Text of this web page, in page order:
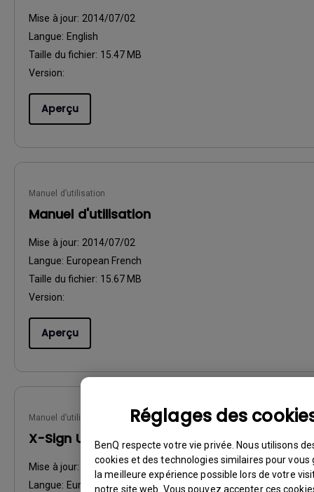
Réglages des
BenQ respecte votre vie privée. Nous utilisons
cookies et des technologies similaires pour vous
la meilleure expérience possible lors de votre
notre site web. Vous pouvez accepter ces
Mise à jour: 2014/07/02
Langue: English
Taille du fichier: 15.47 MB
Version:
Aperçu
Manuel d’utilisation
Manuel d'utilisation
Mise à jour: 2014/07/02
Langue: European French
Taille du fichier: 15.67 MB
Version:
Aperçu
Manuel d’utilisation
X-Sign User Manual
Mise à jour:
2020/09/15
Langue: European French